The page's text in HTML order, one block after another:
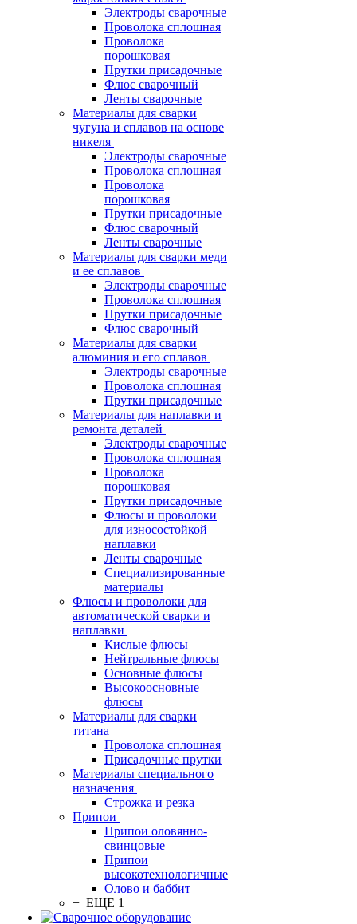
Электроды сварочные
Проволока сплошная
Проволока
порошковая
Прутки присадочные
Флюс сварочный
Ленты сварочные
Материалы для сварки
чугуна и сплавов на основе
никеля
Электроды сварочные
Проволока сплошная
Проволока
порошковая
Прутки присадочные
Флюс сварочный
Ленты сварочные
Материалы для сварки меди
и ее сплавов
Электроды сварочные
Проволока сплошная
Прутки присадочные
Флюс сварочный
Материалы для сварки
алюминия и его сплавов
Электроды сварочные
Проволока сплошная
Прутки присадочные
Материалы для наплавки и
ремонта деталей
Электроды сварочные
Проволока сплошная
Проволока
порошковая
Прутки присадочные
Флюсы и проволоки
для износостойкой
наплавки
Ленты сварочные
Специализированные
материалы
Флюсы и проволоки для
автоматической сварки и
наплавки
Кислые флюсы
Нейтральные флюсы
Основные флюсы
Высокоосновные
флюсы
Материалы для сварки
титана
Проволока сплошная
Присадочные прутки
Материалы специального
назначения
Строжка и резка
Припои
Припои оловянно-
свинцовые
Припои
высокотехнологичные
Олово и баббит
+ ЕЩЕ 1